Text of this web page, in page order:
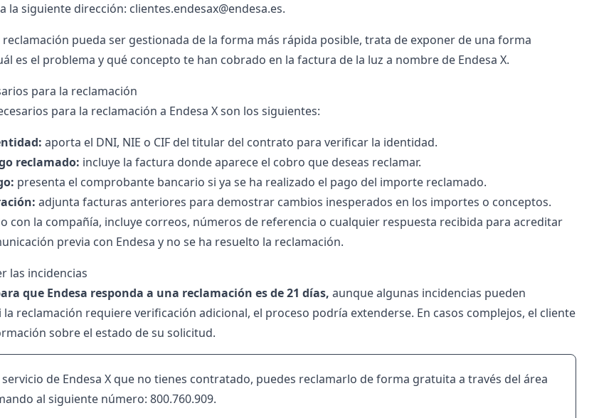
la siguiente dirección: clientes.endesax@endesa.es.
reclamación pueda ser gestionada de la forma más rápida posible, trata de exponer de una forma
es el problema y qué concepto te han cobrado en la factura de la luz a nombre de Endesa X.
para la reclamación
para la reclamación a Endesa X son los siguientes:
aporta el DNI, NIE o CIF del titular del contrato para verificar la identidad.
reclamado: incluye la factura donde aparece el cobro que deseas reclamar.
presenta el comprobante bancario si ya se ha realizado el pago del importe reclamado.
adjunta facturas anteriores para demostrar cambios inesperados en los importes o conceptos.
con la compañía, incluye correos, números de referencia o cualquier respuesta recibida para acreditar
previa con Endesa y no se ha resuelto la reclamación.
las incidencias
que Endesa responda a una reclamación es de 21 días, aunque algunas incidencias pueden
la reclamación requiere verificación adicional, el proceso podría extenderse. En casos complejos, el cliente
sobre el estado de su solicitud.
de Endesa X que no tienes contratado, puedes reclamarlo de forma gratuita a través del área
al siguiente número: 800.760.909.